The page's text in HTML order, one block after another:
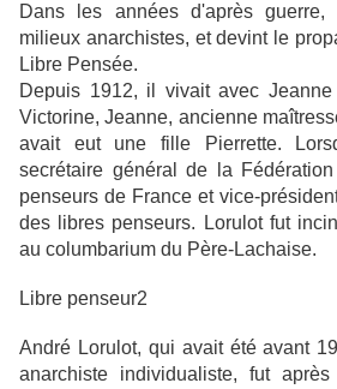
Dans les années d'après
milieux anarchistes, et devint le
Libre Pensée.
Depuis 1912, il vivait avec
Victorine, Jeanne, ancienne
avait eut une fille Pierrette.
secrétaire général de la
penseurs de France et vice-
des libres penseurs. Lorulot fut
au columbarium du Père-Lachaise.
Libre penseur2
André Lorulot, qui avait été avant
anarchiste individualiste, fut